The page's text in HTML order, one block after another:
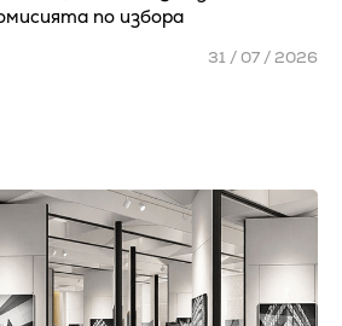
по избора
31 / 07 / 2026